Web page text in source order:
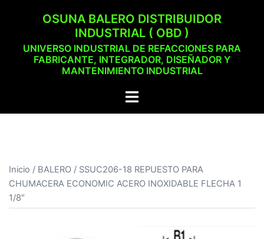
OSUNA BALERO DISTRIBUIDOR
INDUSTRIAL ( OBD )
UNIVERSO INDUSTRIAL DE REFACCIONES PARA
FABRICANTE, INTEGRADOR, DISEÑADOR Y
MANTENIMIENTO INDUSTRIAL
Alternar
Inicio / BALERO / SSUC206-18 REPUESTO PARA
CHUMACERA ECONOMIC ACERO INOXIDABLE FLECHA 1
1/8″